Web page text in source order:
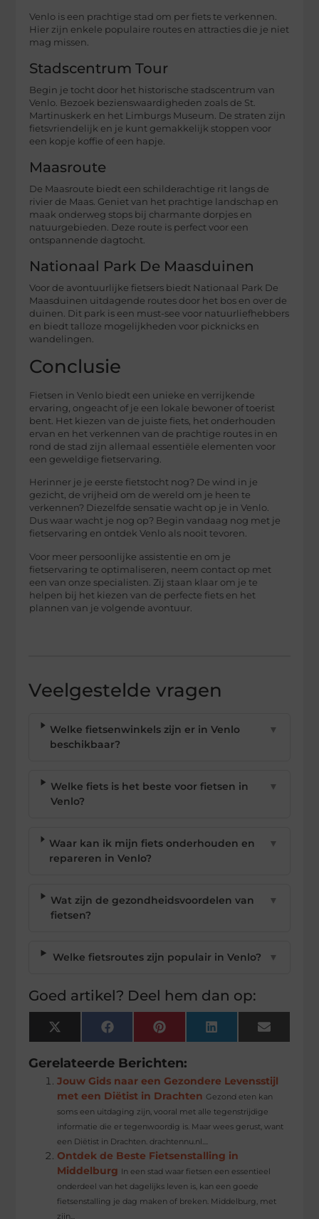
Venlo is een prachtige stad om per fiets te verkennen.
Hier zijn enkele populaire routes en attracties die je niet
mag missen.
Stadscentrum Tour
Begin je tocht door het historische stadscentrum van
Venlo. Bezoek bezienswaardigheden zoals de St.
Martinuskerk en het Limburgs Museum. De straten zijn
fietsvriendelijk en je kunt gemakkelijk stoppen voor
een kopje koffie of een hapje.
Maasroute
De Maasroute biedt een schilderachtige rit langs de
rivier de Maas. Geniet van het prachtige landschap en
maak onderweg stops bij charmante dorpjes en
natuurgebieden. Deze route is perfect voor een
ontspannende dagtocht.
Nationaal Park De Maasduinen
Voor de avontuurlijke fietsers biedt Nationaal Park De
Maasduinen uitdagende routes door het bos en over de
duinen. Dit park is een must-see voor natuurliefhebbers
en biedt talloze mogelijkheden voor picknicks en
wandelingen.
Conclusie
Fietsen in Venlo biedt een unieke en verrijkende
ervaring, ongeacht of je een lokale bewoner of toerist
bent. Het kiezen van de juiste fiets, het onderhouden
ervan en het verkennen van de prachtige routes in en
rond de stad zijn allemaal essentiële elementen voor
een geweldige fietservaring.
Herinner je je eerste fietstocht nog? De wind in je
gezicht, de vrijheid om de wereld om je heen te
verkennen? Diezelfde sensatie wacht op je in Venlo.
Dus waar wacht je nog op? Begin vandaag nog met je
fietservaring en ontdek Venlo als nooit tevoren.
Voor meer persoonlijke assistentie en om je
fietservaring te optimaliseren, neem contact op met
een van onze specialisten. Zij staan klaar om je te
helpen bij het kiezen van de perfecte fiets en het
plannen van je volgende avontuur.
Veelgestelde vragen
Welke fietsenwinkels zijn er in Venlo
beschikbaar?
▼
Welke fiets is het beste voor fietsen in
Venlo?
▼
Waar kan ik mijn fiets onderhouden en
repareren in Venlo?
▼
Wat zijn de gezondheidsvoordelen van
fietsen?
▼
Welke fietsroutes zijn populair in Venlo? ▼
Goed artikel? Deel hem dan op:
X
(Twitter)
FacebookPinterest LinkedIn Email
Gerelateerde Berichten:
Jouw Gids naar een Gezondere Levensstijl
met een Diëtist in Drachten Gezond eten kan
soms een uitdaging zijn, vooral met alle tegenstrijdige
informatie die er tegenwoordig is. Maar wees gerust, want
een Diëtist in Drachten. drachtennu.nl....
Ontdek de Beste Fietsenstalling in
Middelburg In een stad waar fietsen een essentieel
onderdeel van het dagelijks leven is, kan een goede
fietsenstalling je dag maken of breken. Middelburg, met
zijn...